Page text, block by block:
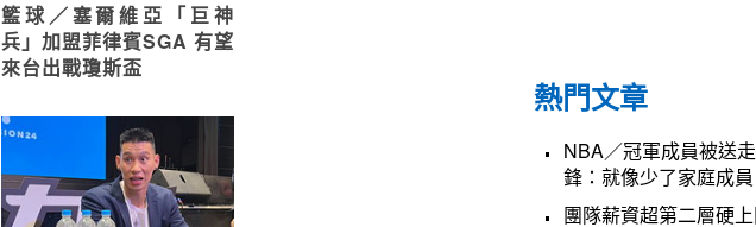
籃球／塞爾維亞「巨神
兵」加盟菲律賓SGA 有望
來台出戰瓊斯盃
熱門文章
NBA／冠軍成員被送
鋒：就像少了家庭成員
團隊薪資超第二層硬